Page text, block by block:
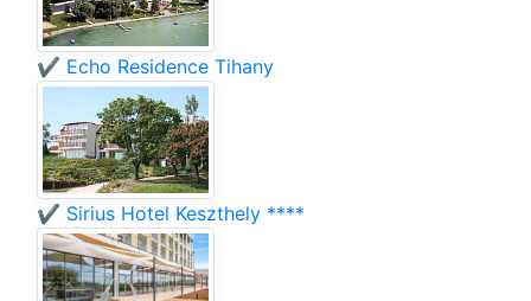
✔️ Echo Residence Tihany
✔️ Sirius Hotel Keszthely ****